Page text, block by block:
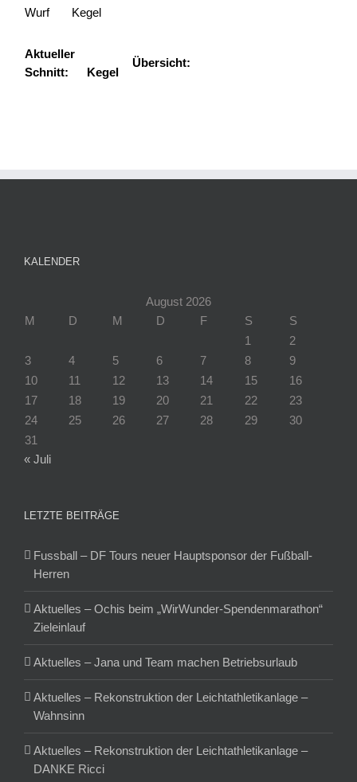
Wurf
Kegel
Aktueller
Schnitt:
Kegel
Übersicht:
KALENDER
August 2026
M
D M D F S
S
1
2
3
4 5 6 7 8
9
10
11 12 13 14 15
16
17
18 19 20 21 22
23
24
25 26 27 28 29
30
31
« Juli
LETZTE BEITRÄGE
Fussball – DF Tours neuer Hauptsponsor der Fußball-
Herren
Aktuelles – Ochis beim „WirWunder-Spendenmarathon“
Zieleinlauf
Aktuelles – Jana und Team machen Betriebsurlaub
Aktuelles – Rekonstruktion der Leichtathletikanlage –
Wahnsinn
Aktuelles – Rekonstruktion der Leichtathletikanlage –
DANKE Ricci